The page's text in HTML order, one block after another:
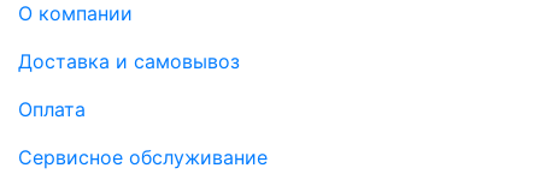
О компании
Доставка и самовывоз
Оплата
Сервисное обслуживание